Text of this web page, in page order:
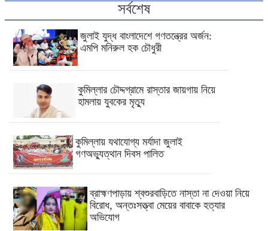
সর্বশেষ
জুলাই যুদ্ধ বাংলাদেশে গণতন্ত্রের অর্জন:
এমপি মনিরুল হক চৌধুরী
কুমিল্লার চৌদ্দগ্রামে রাস্তার জায়গায় নিয়ে
হামলায় যুবকের মৃত্যু
কুমিল্লায় যথাযোগ্য মর্যাদা জুলাই
গণঅভ্যুত্থান দিবস পালিত
ব্রাহ্মণপাড়ায় শ্বশুরবাড়িতে নাস্তা না দেওয়া নিয়ে
বিরোধ, অন্তঃসত্ত্বা মেয়ের বাবাকে হত্যার
অভিযোগ